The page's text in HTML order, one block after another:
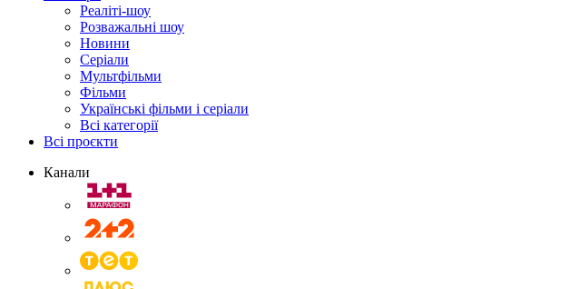
Реаліті-шоу
Розважальні шоу
Новини
Серіали
Мультфільми
Фільми
Українські фільми і серіали
Всі категорії
Всі проєкти
Канали